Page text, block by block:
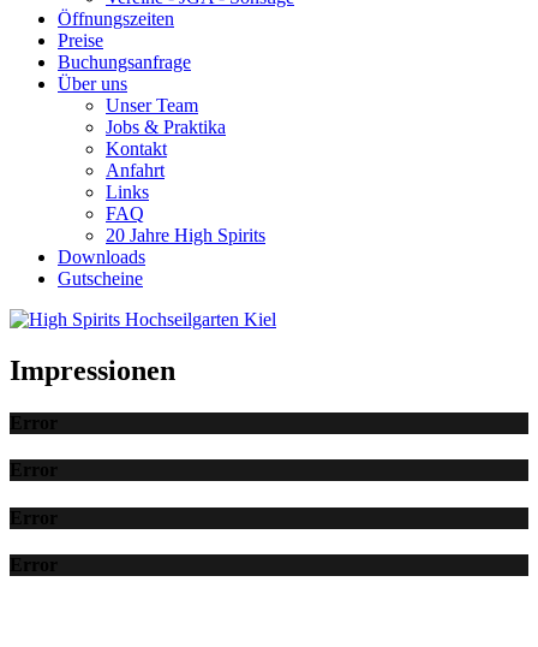
Öffnungszeiten
Preise
Buchungsanfrage
Über uns
Unser Team
Jobs & Praktika
Kontakt
Anfahrt
Links
FAQ
20 Jahre High Spirits
Downloads
Gutscheine
Impressionen
Error
Error
Error
Error